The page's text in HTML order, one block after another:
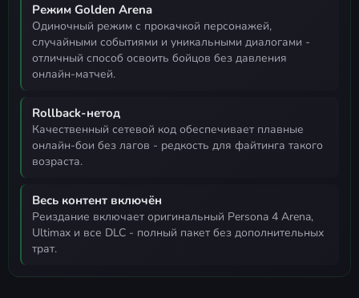
Режим Golden Arena
одиночный режим с прокачкой персонажей,
случайными событиями и уникальными диалогами -
отличный способ освоить бойцов без давления
онлайн-матчей.
Rollback-нетод
качественный сетевой код обеспечивает плавные
онлайн-бои без лагов - редкость для файтинга такого
возраста.
Весь контент включён
реиздание включает оригинальный Persona 4 Arena,
Ultimax и все DLC - полный пакет без дополнительных
трат.